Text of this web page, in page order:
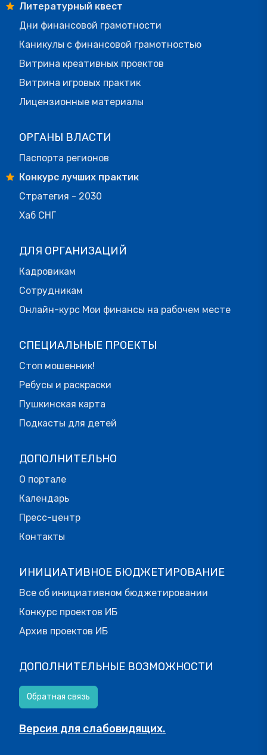
Литературный квест
Дни финансовой грамотности
Каникулы с финансовой грамотностью
Витрина креативных проектов
Витрина игровых практик
Лицензионные материалы
ОРГАНЫ ВЛАСТИ
Паспорта регионов
Конкурс лучших практик
Стратегия - 2030
Хаб СНГ
ДЛЯ ОРГАНИЗАЦИЙ
Кадровикам
Сотрудникам
Онлайн-курс Мои финансы на рабочем месте
СПЕЦИАЛЬНЫЕ ПРОЕКТЫ
Стоп мошенник!
Ребусы и раскраски
Пушкинская карта
Подкасты для детей
ДОПОЛНИТЕЛЬНО
О портале
Календарь
Пресс-центр
Контакты
ИНИЦИАТИВНОЕ БЮДЖЕТИРОВАНИЕ
Все об инициативном бюджетировании
Конкурс проектов ИБ
Архив проектов ИБ
ДОПОЛНИТЕЛЬНЫЕ ВОЗМОЖНОСТИ
Обратная связь
Версия для слабовидящих.